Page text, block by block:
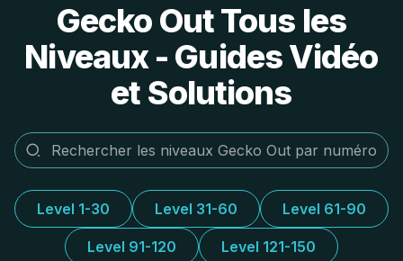
Gecko Out Tous les
Niveaux - Guides Vidéo
et Solutions
Level 1-30 Level 31-60 Level 61-90
Level 91-120 Level 121-150